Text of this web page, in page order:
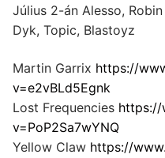
Július 2-án Alesso,
Dyk, Topic, Blastoyz
Martin Garrix https://
v=e2vBLd5Egnk
Lost Frequencies https://
v=PoP2Sa7wYNQ
Yellow Claw https://